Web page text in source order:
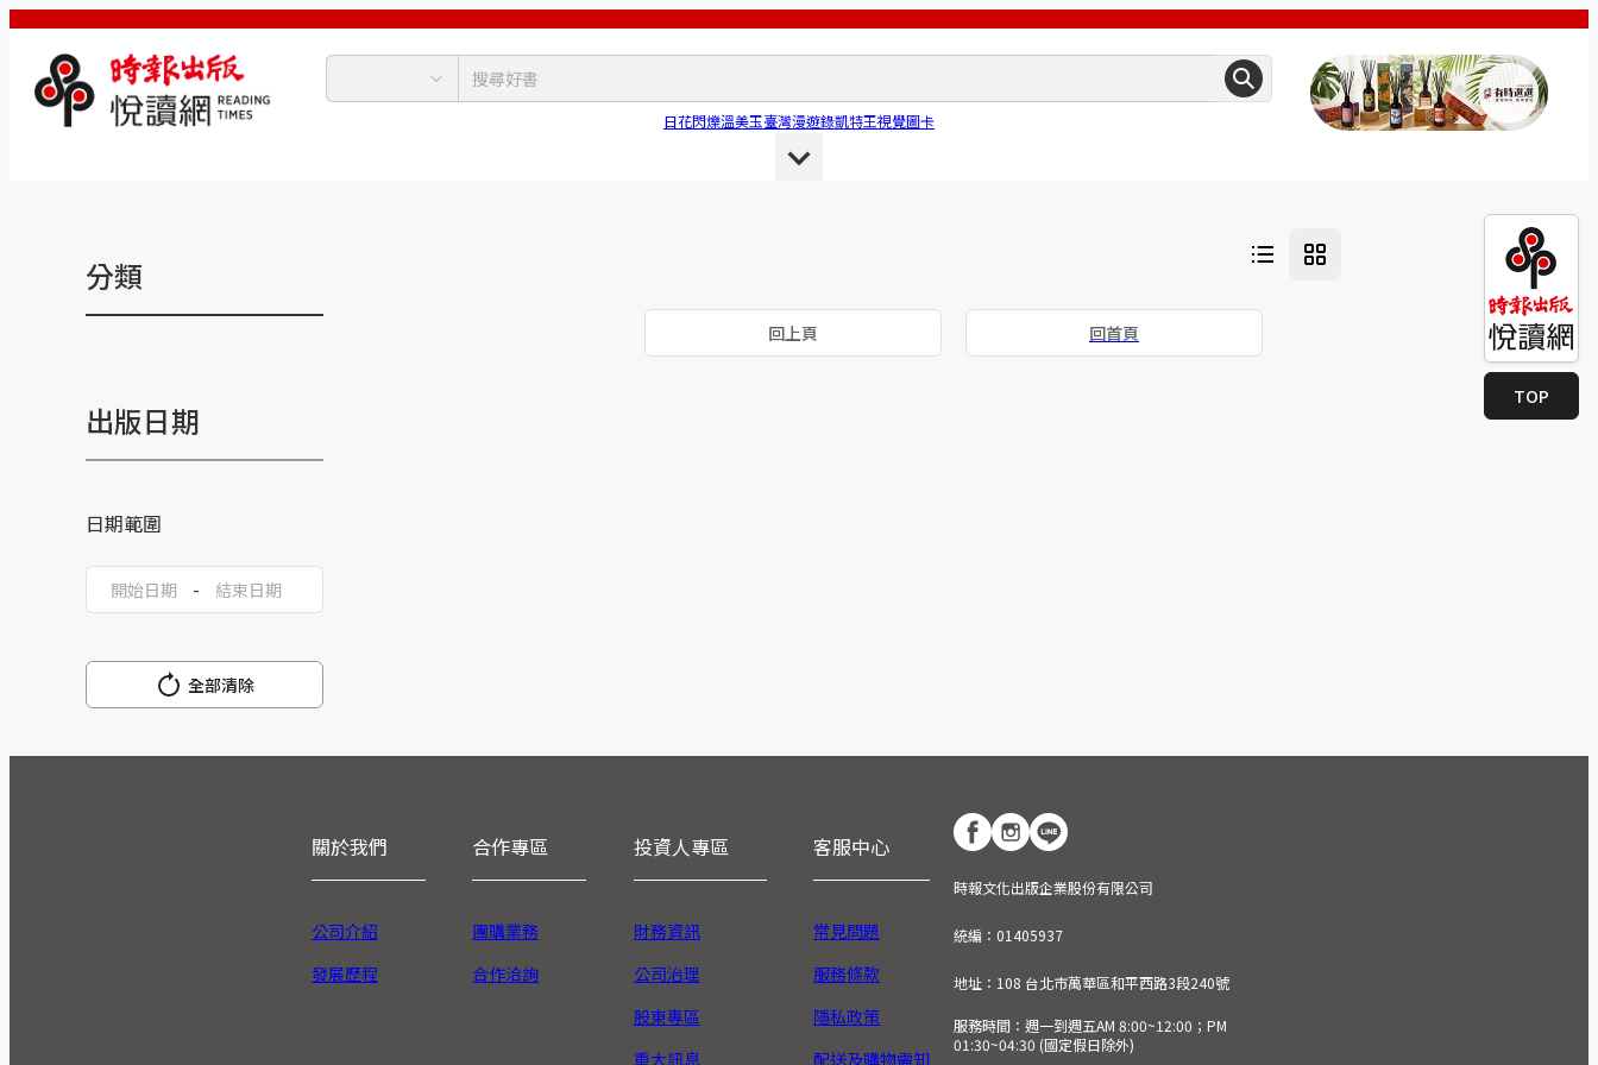
日花閃爍溫美玉臺灣漫遊錄凱特王視覺圖卡
TOP
分類
出版日期
日期範圍
-
全部清除
回上頁 回首頁
關於我們
公司介紹
發展歷程
合作專區
團購業務
合作洽詢
投資人專區
財務資訊
公司治理
股東專區
重大訊息
客服中心
常見問題
服務條款
隱私政策
配送及購物需知
時報文化出版企業股份有限公司
統編：01405937
地址：108 台北市萬華區和平西路3段240號
服務時間：週一到週五AM 8:00~12:00；PM
01:30~04:30 (國定假日除外)